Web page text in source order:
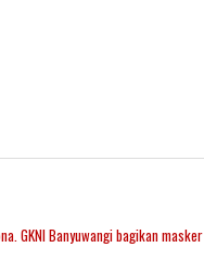
GKNI Banyuwangi bagikan masker